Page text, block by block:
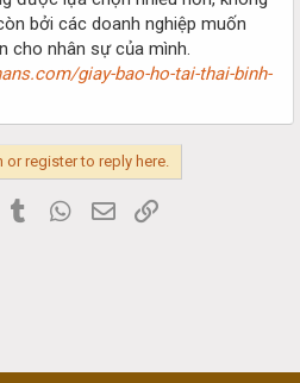
bởi các doanh nghiệp muốn
cho nhân sự của mình.
giay-bao-ho-tai-thai-binh-
or register to reply here.
PinterestTumblr WhatsApp
Email